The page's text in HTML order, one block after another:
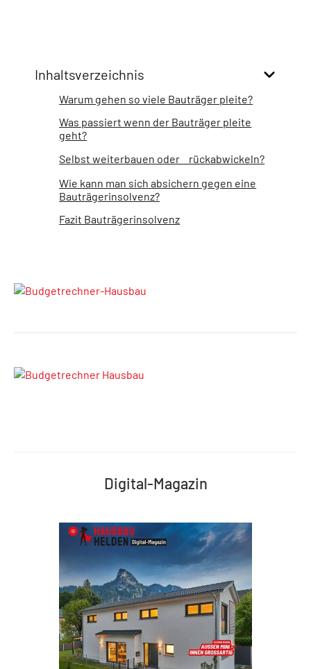
Inhaltsverzeichnis
Warum gehen so viele Bauträger pleite?
Was passiert wenn der Bauträger pleite
geht?
Selbst weiterbauen oder rückabwickeln?
Wie kann man sich absichern gegen eine
Bauträgerinsolvenz?
Fazit Bauträgerinsolvenz
Digital-Magazin